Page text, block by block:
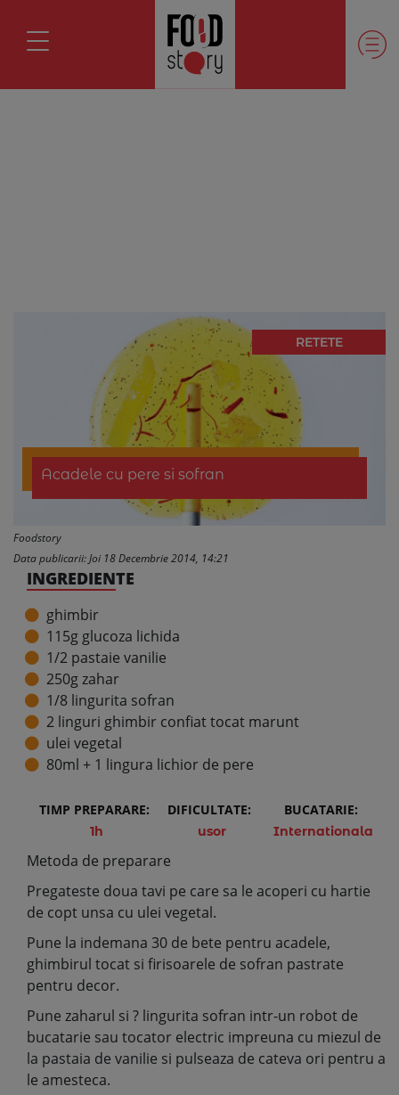
RETETE
Acadele cu pere si sofran
Foodstory
Data publicarii: Joi 18 Decembrie 2014, 14:21
TIMP PREPARARE:
1h
DIFICULTATE:
usor
BUCATARIE:
Internationala
Metoda de preparare
Pregateste doua tavi pe care sa le acoperi cu hartie
de copt unsa cu ulei vegetal.
Pune la indemana 30 de bete pentru acadele,
ghimbirul tocat si firisoarele de sofran pastrate
pentru decor.
Pune zaharul si ? lingurita sofran intr-un robot de
bucatarie sau tocator electric impreuna cu miezul de
la pastaia de vanilie si pulseaza de cateva ori pentru a
le amesteca.
INGREDIENTE
ghimbir
115g glucoza lichida
1/2 pastaie vanilie
250g zahar
1/8 lingurita sofran
2 linguri ghimbir confiat tocat marunt
ulei vegetal
80ml + 1 lingura lichior de pere